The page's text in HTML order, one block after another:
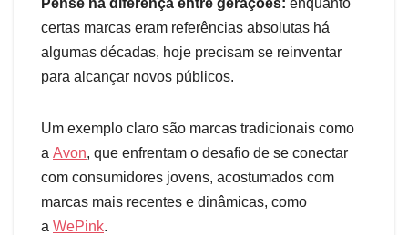
certas marcas eram referências absolutas há
algumas décadas, hoje precisam se reinventar
para alcançar novos públicos.
Um exemplo claro são marcas tradicionais como
a Avon, que enfrentam o desafio de se conectar
com consumidores jovens, acostumados com
marcas mais recentes e dinâmicas, como
a WePink.